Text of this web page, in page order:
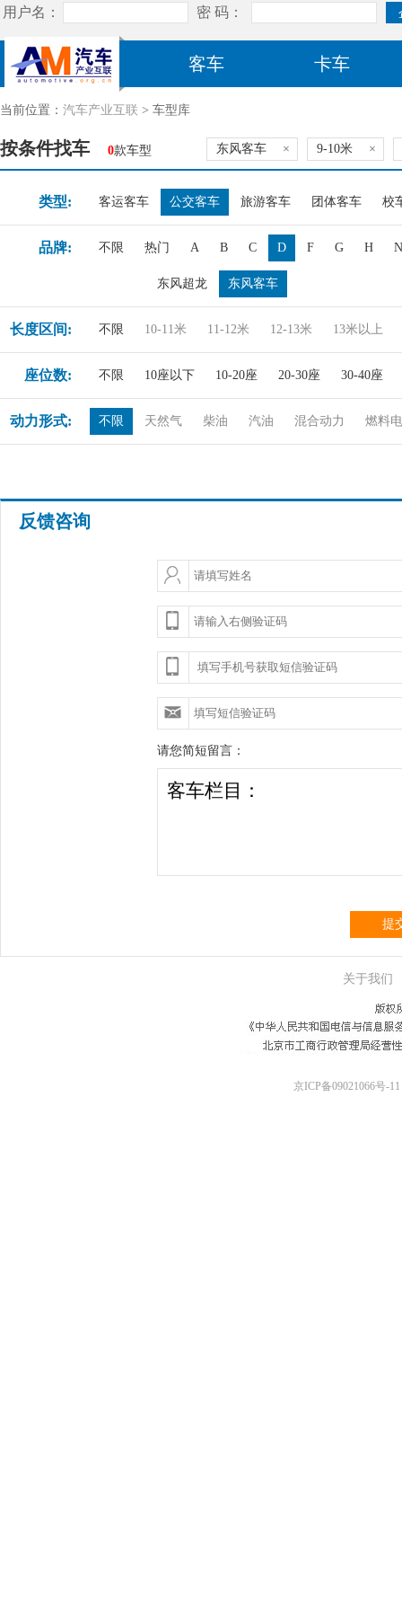
客车 卡车
当前位置： 汽车产业互联 > 车型库
按条件找车 0款车型 东风客车 × 9-10米 ×
类型: 客运客车 公交客车 旅游客车 团体客车 校
品牌: 不限 热门 A B C D F G H N
东风超龙 东风客车
长度区间: 不限 10-11米 11-12米 12-13米 13米以上
座位数: 不限 10座以下 10-20座 20-30座 30-40座
动力形式: 不限 天然气 柴油 汽油 混合动力 燃料
反馈咨询
请您简短留言：
提
关于我们
京ICP备09021066号-11